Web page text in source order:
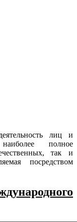
лиц и
полное
так и
посредством